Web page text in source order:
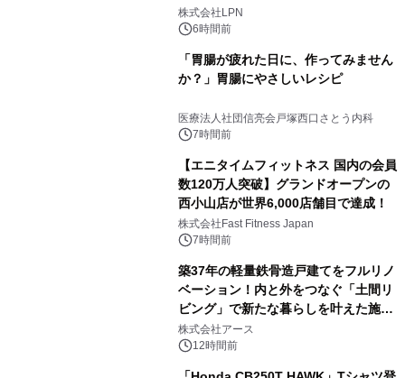
株式会社LPN
6時間前
「胃腸が疲れた日に、作ってみません
か？」胃腸にやさしいレシピ
医療法人社団信亮会戸塚西口さとう内科
7時間前
【エニタイムフィットネス 国内の会員
数120万人突破】グランドオープンの
西小山店が世界6,000店舗目で達成！
株式会社Fast Fitness Japan
7時間前
築37年の軽量鉄骨造戸建てをフルリノ
ベーション！内と外をつなぐ「土間リ
ビング」で新たな暮らしを叶えた施工
事例を株式会社アースが公開
株式会社アース
12時間前